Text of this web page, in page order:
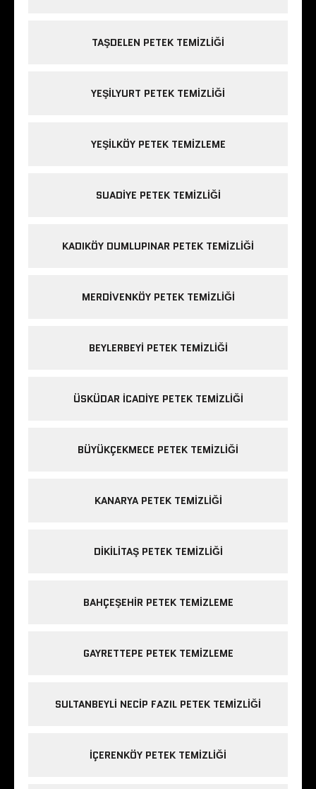
TAŞDELEN PETEK TEMIZLIĞI
YEŞILYURT PETEK TEMIZLIĞI
YEŞILKÖY PETEK TEMIZLEME
SUADIYE PETEK TEMIZLIĞI
KADIKÖY DUMLUPINAR PETEK TEMIZLIĞI
MERDIVENKÖY PETEK TEMIZLIĞI
BEYLERBEYI PETEK TEMIZLIĞI
ÜSKÜDAR ICADIYE PETEK TEMIZLIĞI
BÜYÜKÇEKMECE PETEK TEMIZLIĞI
KANARYA PETEK TEMIZLIĞI
DIKILITAŞ PETEK TEMIZLIĞI
BAHÇEŞEHIR PETEK TEMIZLEME
GAYRETTEPE PETEK TEMIZLEME
SULTANBEYLI NECIP FAZIL PETEK TEMIZLIĞI
IÇERENKÖY PETEK TEMIZLIĞI